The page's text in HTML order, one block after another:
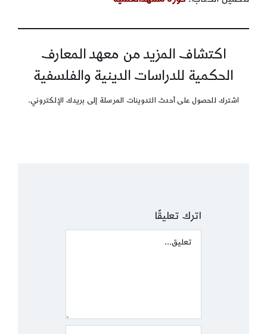
اكتشاف المزيد من معهد المعارف
الحكمية للدراسات الدينية والفلسفية
اشترك للحصول على أحدث التدوينات المرسلة إلى بريدك الإلكتروني.
اترك تعليقًا
Comment